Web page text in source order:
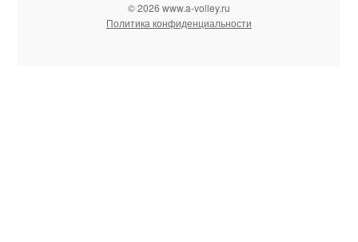
© 2026 www.a-volley.ru
Политика конфиденциальности